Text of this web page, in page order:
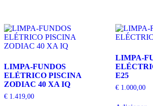
LIMPA-FUNDOS
ELÉTRICO PISCINA
ZODIAC 40 XA IQ
€ 1.419,00
LIMPA-
E25
€1.000,00